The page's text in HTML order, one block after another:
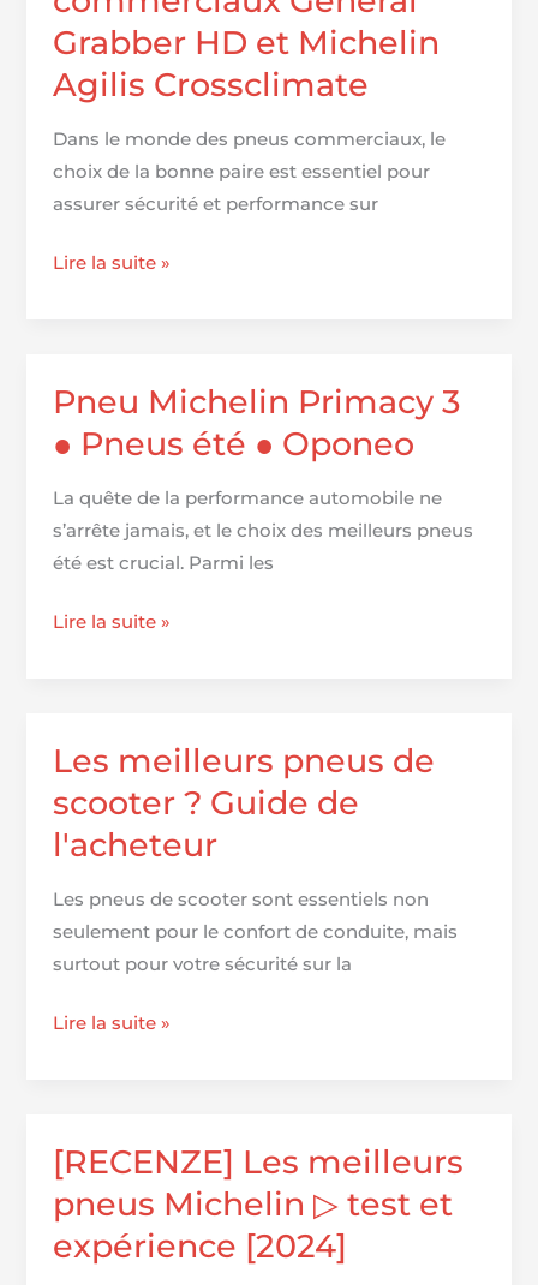
Pneus
été
●
Oponeo
Grabber HD et Michelin
Agilis Crossclimate
Dans le monde des pneus commerciaux, le
choix de la bonne paire est essentiel pour
assurer sécurité et performance sur
Deux
Grabber
et
Michelin
Agilis
Crossclimate
Lire la suite »
Pneu Michelin Primacy 3
● Pneus été ● Oponeo
La quête de la performance automobile ne
s’arrête jamais, et le choix des meilleurs pneus
été est crucial. Parmi les
Pneu
●
été
Lire la suite »
Les meilleurs pneus de
scooter ? Guide de
l'acheteur
Les pneus de scooter sont essentiels non
seulement pour le confort de conduite, mais
surtout pour votre sécurité sur la
Les
scooter
?
Guide
de
Lire la suite »
[RECENZE] Les meilleurs
pneus Michelin ▷ test et
expérience [2024]